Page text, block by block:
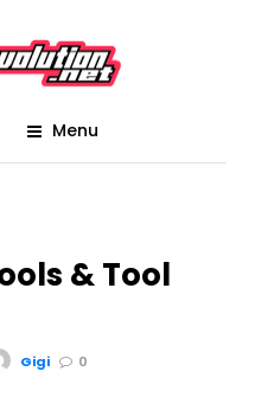
Menu
& Tool
Gigi 0